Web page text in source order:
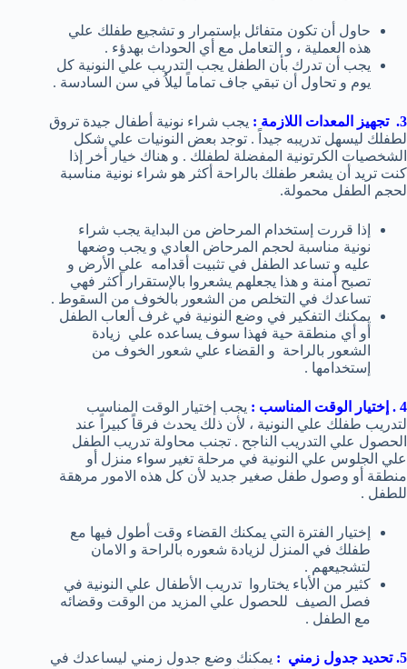
حاول أن تكون متفائل بإستمرار و تشجيع طفلك علي
هذه العملية ، و التعامل مع أي الحوداث بهدؤء .
يجب أن تدرك بأن الطفل يجب التدريب علي النونية كل
يوم و تحاول أن تبقي جاف تماماً ليلاُ في سن السادسة .
3. تجهيز المعدات اللازمة :
يجب شراء نونية أطفال جيدة تروق
لطفلك ليسهل تدريبه جيداً . توجد بعض النونيات علي شكل
الشخصيات الكرتونية المفضلة لطفلك . و هناك خيار أخر إذا
كنت تريد أن يشعر طفلك بالراحة أكثر هو شراء نونية مناسبة
لحجم الطفل محمولة.
إذا قررت إستخدام المرحاض من البداية يجب شراء
نونية مناسبة لحجم المرحاض العادي و يجب وضعها
عليه و تساعد الطفل في تثبيت أقدامه علي الأرض و
تصبح أمنة و هذا يجعلهم يشعروا بالإستقرار أكثر فهي
تساعدك في التخلص من الشعور بالخوف من السقوط .
يمكنك التفكير في وضع النونية في غرف ألعاب الطفل
أو أي منطقة حية فهذا سوف يساعده علي زيادة
الشعور بالراحة و القضاء علي شعور الخوف من
إستخدامها .
4 . إختيار الوقت المناسب :
يجب إختيار الوقت المناسب
لتدريب طفلك علي النونية ، لأن ذلك يحدث فرقاً كبيراً عند
الحصول علي التدريب الناجح . تجنب محاولة تدريب الطفل
علي الجلوس علي النونية في مرحلة تغير سواء منزل أو
منطقة أو وصول طفل صغير جديد لأن كل هذه الامور مرهقة
للطفل .
إختيار الفترة التي يمكنك القضاء وقت أطول فيها مع
طفلك في المنزل لزيادة شعوره بالراحة و الامان
لتشجيعهم .
كثير من الأباء يختاروا تدريب الأطفال علي النونية في
فصل الصيف للحصول علي المزيد من الوقت وقضائه
مع الطفل .
5. تحديد جدول زمني :
يمكنك وضع جدول زمني ليساعدك في